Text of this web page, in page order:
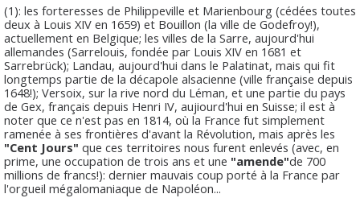
(1): les forteresses de Philippeville et Marienbourg (cédées toutes
deux à Louis XIV en 1659) et Bouillon (la ville de Godefroy!),
actuellement en Belgique; les villes de la Sarre, aujourd'hui
allemandes (Sarrelouis, fondée par Louis XIV en 1681 et
Sarrebrück); Landau, aujourd'hui dans le Palatinat, mais qui fit
longtemps partie de la décapole alsacienne (ville française depuis
1648!); Versoix, sur la rive nord du Léman, et une partie du pays
de Gex, français depuis Henri IV, aujiourd'hui en Suisse; il est à
noter que ce n'est pas en 1814, où la France fut simplement
ramenée à ses frontières d'avant la Révolution, mais après les
"Cent Jours" que ces territoires nous furent enlevés (avec, en
prime, une occupation de trois ans et une "amende"de 700
millions de francs!): dernier mauvais coup porté à la France par
l'orgueil mégalomaniaque de Napoléon...